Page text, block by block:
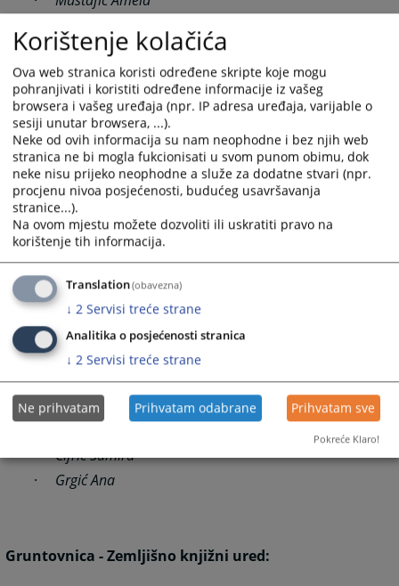
·Mijić Blaženka
·Lugonjić Marijana
·Pejić Dobrila
·Salković Adnan
·Stokić Dragan
·Keserović Vesna
·Stevanović Branka
·Tadić Ilva
·Stokić Milan
·Hasanović Semrina
·Kalajdžić Dajana
·Gajić Danijela
·Imamović Mirza
·Imamović Amila
·Mujić Sabira
·Cifrić Samira
· Grgić Ana
Gruntovnica - Zemljišno knjižni ured:
Korištenje kolačića
Ova web stranica koristi određene skripte koje mogu
pohranjivati i koristiti određene informacije iz vašeg
browsera i vašeg uređaja (npr. IP adresa uređaja, varijable o
sesiji unutar browsera, ...).
Neke od ovih informacija su nam neophodne i bez njih web
stranica ne bi mogla fukcionisati u svom punom obimu, dok
neke nisu prijeko neophodne a služe za dodatne stvari (npr.
procjenu nivoa posjećenosti, budućeg usavršavanja
stranice...).
Na ovom mjestu možete dozvoliti ili uskratiti pravo na
korištenje tih informacija.
Translation(obavezna)
↓ 2 Servisi treće strane
Analitika o posjećenosti stranica
↓ 2 Servisi treće strane
Ne prihvatam Prihvatam odabrane Prihvatam sve
Pokreće Klaro!